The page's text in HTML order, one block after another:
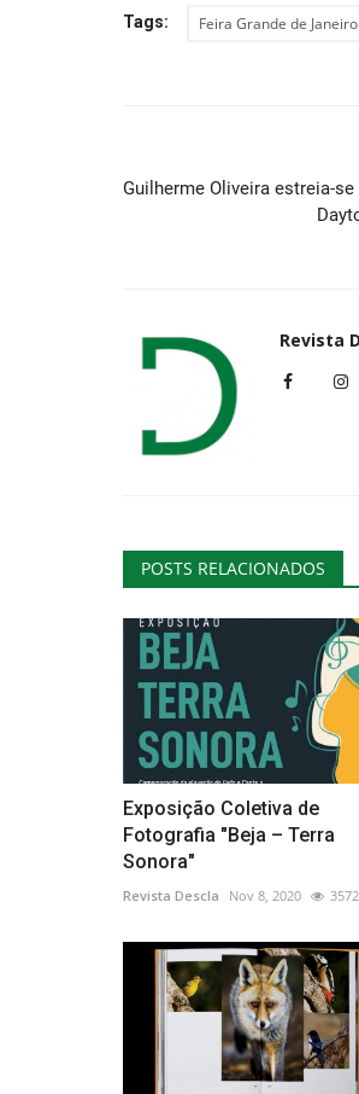
Tags: Feira Grande de Janeiro
Guilherme Oliveira estreia-
Revista
POSTS RELACIONADOS
Exposição Coletiva de
Fotografia "Beja – Terra
Sonora"
Revista Descla Nov 8, 2020 3572